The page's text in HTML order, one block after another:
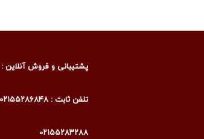
پشتیبانی و فروش آنلاین : ۰۹۰۰۴۸۶۴۷۹۲
تلفن ثابت : ۰۲۱۵۵۲۸۶۸۴۸
۰۲۱۵۵۲۸۳۲۸۸